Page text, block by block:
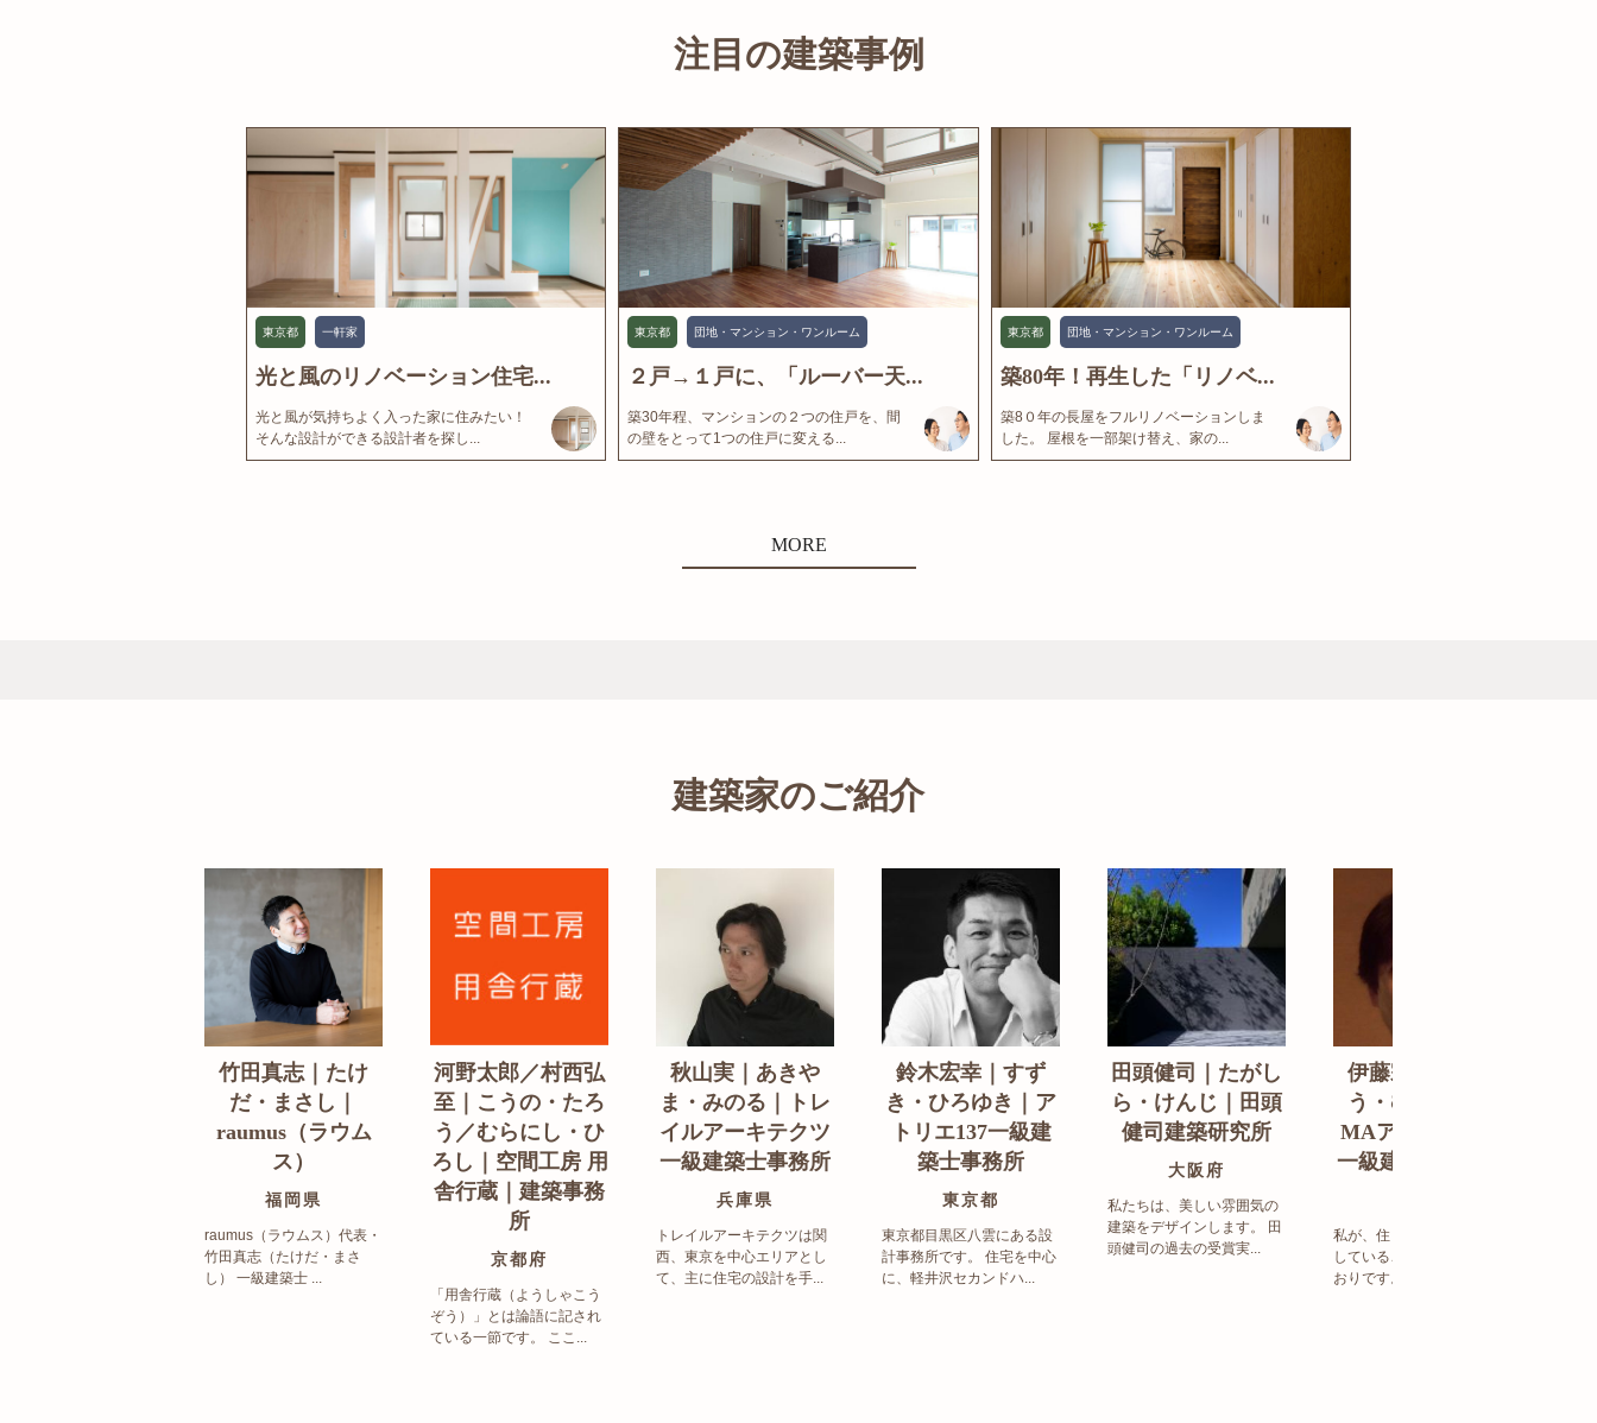
注目の建築事例
東京都 一軒家
光と風のリノベーション住宅...
光と風が気持ちよく入った家に住みたい！
そんな設計ができる設計者を探し...
東京都 団地・マンション・ワンルーム
２戸→１戸に、「ルーバー天...
築30年程、マンションの２つの住戸を、間
の壁をとって1つの住戸に変える...
東京都 団地・マンション・ワンルーム
築80年！再生した「リノベ...
築8０年の長屋をフルリノベーションしま
した。 屋根を一部架け替え、家の...
MORE
建築家のご紹介
竹田真志｜たけ
だ・まさし｜
raumus（ラウム
ス）
福岡県
raumus（ラウムス）代表・
竹田真志（たけだ・まさ
し） 一級建築士 ...
河野太郎／村西弘
至｜こうの・たろ
う／むらにし・ひ
ろし｜空間工房 用
舎行蔵｜建築事務
所
京都府
「用舎行蔵（ようしゃこう
ぞう）」とは論語に記され
ている一節です。 ここ...
秋山実｜あきや
ま・みのる｜トレ
イルアーキテクツ
一級建築士事務所
兵庫県
トレイルアーキテクツは関
西、東京を中心エリアとし
て、主に住宅の設計を手...
鈴木宏幸｜すず
き・ひろゆき｜ア
トリエ137一級建
築士事務所
東京都
東京都目黒区八雲にある設
計事務所です。 住宅を中心
に、軽井沢セカンドハ...
田頭健司｜たがし
ら・けんじ｜田頭
健司建築研究所
大阪府
私たちは、美しい雰囲気の
建築をデザインします。 田
頭健司の過去の受賞実...
伊藤宗明｜いと
う・むねあき｜
MAアーキテクト
一級建築士事務所
私が、住まい造りで大事に
していることは、以下のと
おりです。 洗練された...